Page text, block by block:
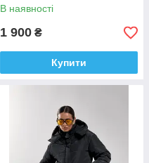
В наявності
1 900 ₴
Купити